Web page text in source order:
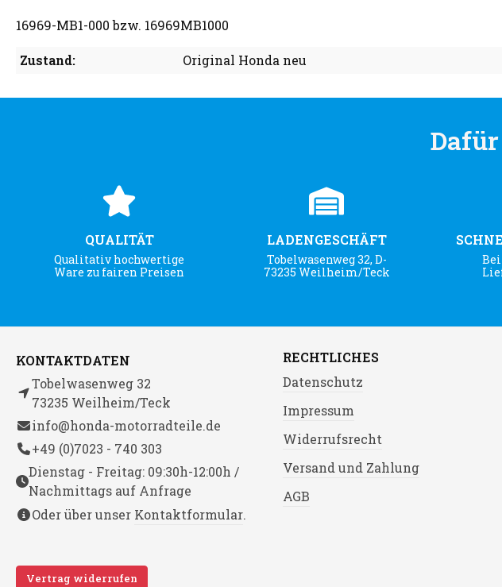
16969-MB1-000 bzw. 16969MB1000
Zustand: Original Honda neu
QUALITÄT
Qualitativ hochwertige
Ware zu fairen Preisen
LADENGESCHÄFT
Tobelwasenweg 32, D-
73235 Weilheim/Teck
KONTAKTDATEN
Tobelwasenweg 32
73235 Weilheim/Teck
info@honda-motorradteile.de
+49 (0)7023 - 740 303
Dienstag - Freitag: 09:30h-12:00h /
Nachmittags auf Anfrage
Oder über unser Kontaktformular.
Vertrag widerrufen
RECHTLICHES
Datenschutz
Impressum
Widerrufsrecht
Versand und Zahlung
AGB